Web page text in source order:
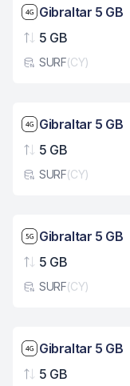
Brzina mreže: 4G
Gibraltar 5 GB
Podaci
5 GB
Tip eSIM kartice
SURF(CY)
Brzina mreže: 4G
Gibraltar 5 GB
Podaci
5 GB
Tip eSIM kartice
SURF(CY)
Brzina mreže: 5G
Gibraltar 5 GB
Podaci
5 GB
Tip eSIM kartice
SURF(CY)
Brzina mreže: 4G
Gibraltar 5 GB
Podaci
5 GB